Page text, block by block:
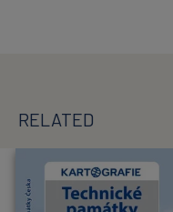
RELATED